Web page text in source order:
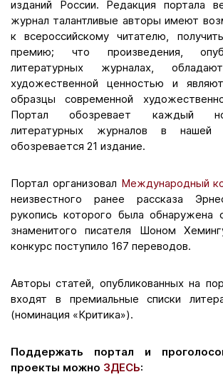
изданий России. Редакция портала
журнал талантливые авторы имеют
к всероссийскому читателю,
премию; что произведения,
литературных журналах,
художественной ценностью и
образцы современной
Портал обозревает каждый
литературных журналов в нашей
обозревается 21 издание.
Портал организовал Международный
неизвестного ранее рассказа
рукопись которого была обнаружена
знаменитого писателя Шоном
конкурс поступило 167 переводов.
Авторы статей, опубликованных на
входят в премиальные списки
(номинация «Критика»).
Поддержать портал и
проекты можно ЗДЕСЬ: